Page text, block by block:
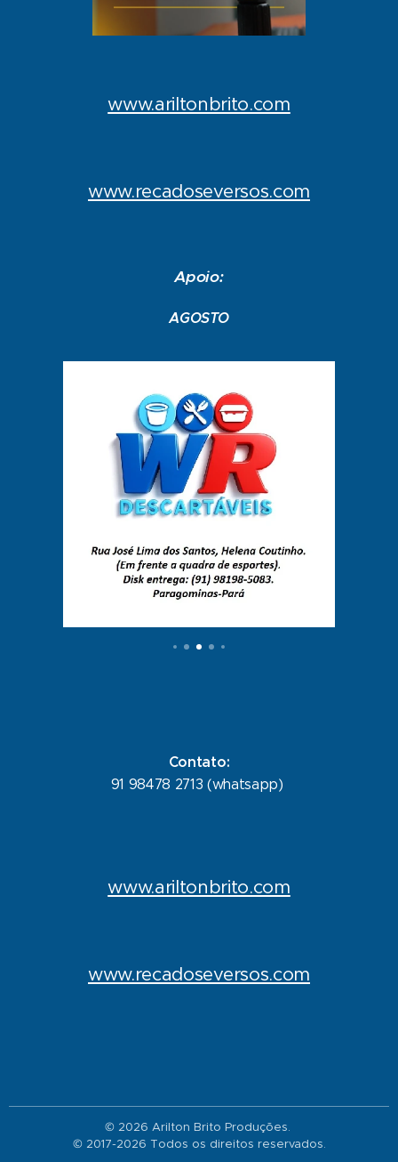
www.ariltonbrito.com
www.recadoseversos.com
Apoio:
AGOSTO
Contato:
91 98478 2713 (whatsapp)
www.ariltonbrito.com
www.recadoseversos.com
© 2026 Arilton Brito Produções.
© 2017-2026 Todos os direitos reservados.